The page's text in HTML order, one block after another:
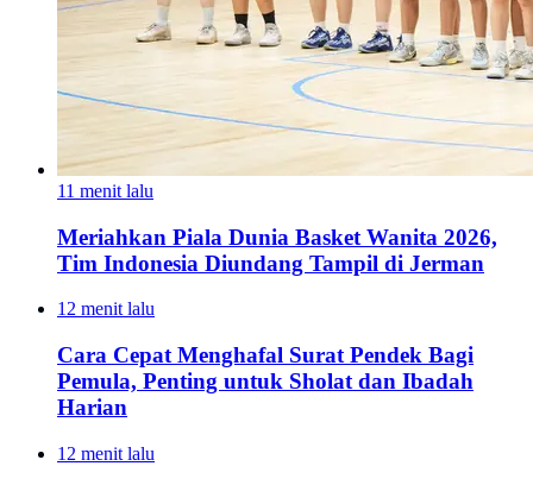
11 menit lalu
Meriahkan Piala Dunia Basket Wanita 2026,
Tim Indonesia Diundang Tampil di Jerman
12 menit lalu
Cara Cepat Menghafal Surat Pendek Bagi
Pemula, Penting untuk Sholat dan Ibadah
Harian
12 menit lalu